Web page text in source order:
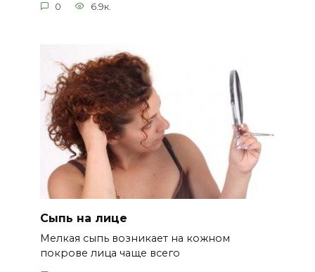
0 6.9к.
Сыпь на лице
Мелкая сыпь возникает на кожном
покрове лица чаще всего